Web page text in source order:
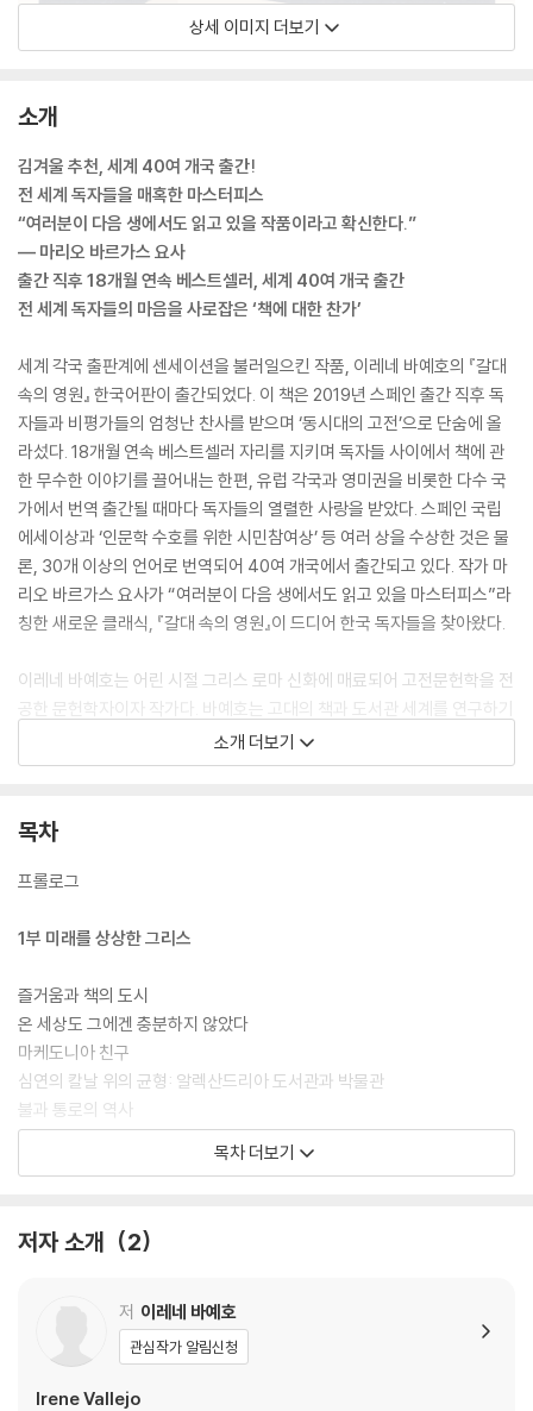
상세 이미지 더보기
소개
김겨울 추천, 세계 40여 개국 출간!
전 세계 독자들을 매혹한 마스터피스
“여러분이 다음 생에서도 읽고 있을 작품이라고 확신한다.”
― 마리오 바르가스 요사
출간 직후 18개월 연속 베스트셀러, 세계 40여 개국 출간
전 세계 독자들의 마음을 사로잡은 ‘책에 대한 찬가’
세계 각국 출판계에 센세이션을 불러일으킨 작품, 이레네 바예호의 『갈대
속의 영원』 한국어판이 출간되었다. 이 책은 2019년 스페인 출간 직후 독
자들과 비평가들의 엄청난 찬사를 받으며 ‘동시대의 고전’으로 단숨에 올
라섰다. 18개월 연속 베스트셀러 자리를 지키며 독자들 사이에서 책에 관
한 무수한 이야기를 끌어내는 한편, 유럽 각국과 영미권을 비롯한 다수 국
가에서 번역 출간될 때마다 독자들의 열렬한 사랑을 받았다. 스페인 국립
에세이상과 ‘인문학 수호를 위한 시민참여상’ 등 여러 상을 수상한 것은 물
론, 30개 이상의 언어로 번역되어 40여 개국에서 출간되고 있다. 작가 마
리오 바르가스 요사가 “여러분이 다음 생에서도 읽고 있을 마스터피스”라
칭한 새로운 클래식, 『갈대 속의 영원』이 드디어 한국 독자들을 찾아왔다.
이레네 바예호는 어린 시절 그리스 로마 신화에 매료되어 고전문헌학을 전
공한 문헌학자이자 작가다. 바예호는 고대의 책과 도서관 세계를 연구하기
위해 뛰어든 방대한 자료 속에서 놀라운 이야기를 발견한다. 온 세상의 책
을 전부 모으기 위해 말을 타고 누비는 책 사냥꾼들의 이야기, 절대적이고
심과 추적의 아드레날린에 올라타 “폭력적이고 격렬한 고대 유럽의 길을
어낸 가장 오래된 발명품 중 하나인 책을 둘러싼 질문들을 하나하나 탐색
이기 시작하며 인류로서의 우리는 어떻게 변신했을까, 어떤 역동이 책을
노력” 속에서, 독자들은 이미 알고 있다고 생각했던 역사의 놀라운 면모를
만나고, 우리 세계의 토대를 쌓아 올리고 “타인과 만날 수 있는 거대한 공
간”을 열어주며 “서로 모르는 사람들 사이에 보이지 않는 사슬을”(511쪽)
만들어낸 책의 천일야화로 빠져들게 될 것이다.
소개 더보기
목차
프롤로그
1부 미래를 상상한 그리스
즐거움과 책의 도시
온 세상도 그에겐 충분하지 않았다
마케도니아 친구
심연의 칼날 위의 균형: 알렉산드리아 도서관과 박물관
불과 통로의 역사
책의 피부
알파벳의 평온한 혁명
반역적인 말의 성과
최초의 책
움직이는 도서관
목차 더보기
저자 소개 2
저 이레네 바예호
관심작가 알림신청
Irene Vallejo